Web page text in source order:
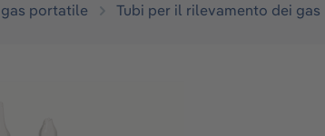
portatile Tubi per il rilevamento dei gas